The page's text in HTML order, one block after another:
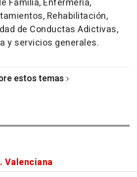
Familia, Enfermería,
Rehabilitación,
de Conductas Adictivas,
y servicios generales.
estos temas
Valenciana